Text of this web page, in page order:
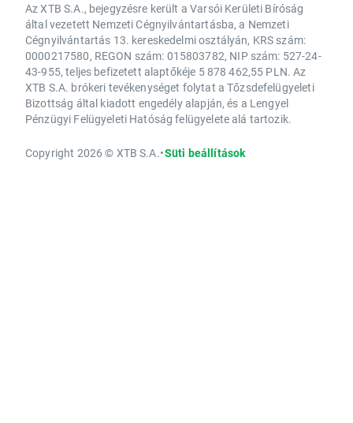
Az XTB S.A., bejegyzésre került a Varsói Kerületi Bíróság
által vezetett Nemzeti Cégnyilvántartásba, a Nemzeti
Cégnyilvántartás 13. kereskedelmi osztályán, KRS szám:
0000217580, REGON szám: 015803782, NIP szám: 527-24-
43-955, teljes befizetett alaptőkéje 5 878 462,55 PLN. Az
XTB S.A. brókeri tevékenységet folytat a Tőzsdefelügyeleti
Bizottság által kiadott engedély alapján, és a Lengyel
Pénzügyi Felügyeleti Hatóság felügyelete alá tartozik.
Copyright 2026 © XTB S.A.•Süti beállítások